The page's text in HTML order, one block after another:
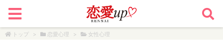
トップ > 恋愛心理 > 女性心理